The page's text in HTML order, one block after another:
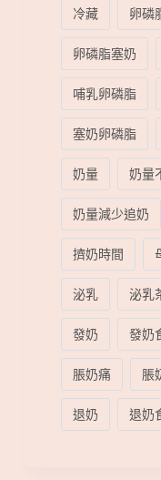
冷藏
卵磷
卵磷脂塞奶
哺乳卵磷脂
塞奶卵磷脂
奶量
奶量
奶量減少追奶
擠奶時間
泌乳
泌乳
發奶
發奶
脹奶痛
脹
退奶
退奶